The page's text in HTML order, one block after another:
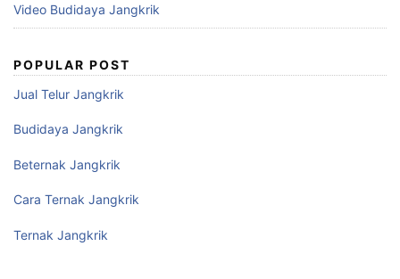
Video Budidaya Jangkrik
POPULAR POST
Jual Telur Jangkrik
Budidaya Jangkrik
Beternak Jangkrik
Cara Ternak Jangkrik
Ternak Jangkrik